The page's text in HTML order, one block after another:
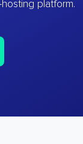
platform.